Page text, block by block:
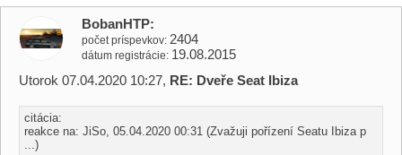
BobanHTP
počet príspevkov 2404
dátum registrácie 19.08.2015
Utorok 07.04.2020 10:27, RE: Dveře Seat Ibiza
citácia:
reakce na: JiSo, 05.04.2020 00:31 (Zvažuji pořízení Seatu Ibiza p
...)